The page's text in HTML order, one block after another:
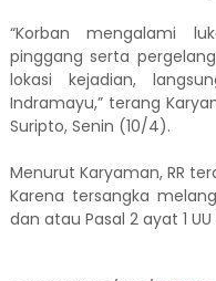
“Korban mengalami
pinggang serta
lokasi kejadian,
Indramayu,” terang
Suripto, Senin (10/4).
Menurut Karyaman, RR
Karena tersangka
dan atau Pasal 2 ayat 1